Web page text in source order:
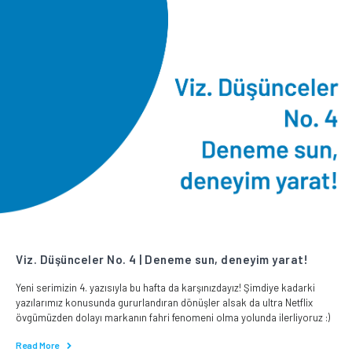
Viz. Düşünceler No. 4 | Deneme sun, deneyim yarat!
Yeni serimizin 4. yazısıyla bu hafta da karşınızdayız! Şimdiye kadarki
yazılarımız konusunda gururlandıran dönüşler alsak da ultra Netflix
övgümüzden dolayı markanın fahri fenomeni olma yolunda ilerliyoruz :)
Read More